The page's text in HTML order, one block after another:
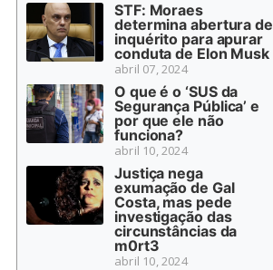
STF: Moraes
determina abertura de
inquérito para apurar
conduta de Elon Musk
abril 07, 2024
O que é o ‘SUS da
Segurança Pública’ e
por que ele não
funciona?
abril 10, 2024
Justiça nega
exumação de Gal
Costa, mas pede
investigação das
circunstâncias da
m0rt3
abril 10, 2024